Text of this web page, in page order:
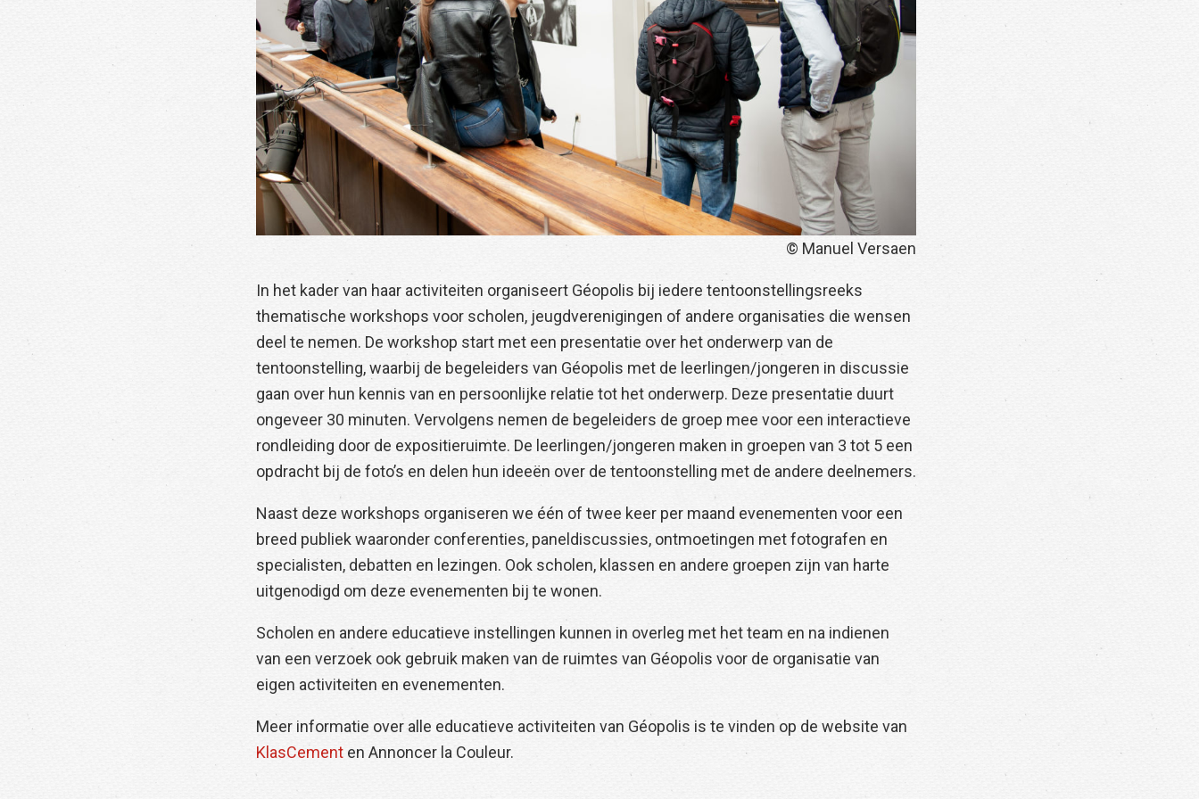
© Manuel Versaen
In het kader van haar activiteiten organiseert Géopolis bij iedere tentoonstellingsreeks
thematische workshops voor scholen, jeugdverenigingen of andere organisaties die wensen
deel te nemen. De workshop start met een presentatie over het onderwerp van de
tentoonstelling, waarbij de begeleiders van Géopolis met de leerlingen/jongeren in discussie
gaan over hun kennis van en persoonlijke relatie tot het onderwerp. Deze presentatie duurt
ongeveer 30 minuten. Vervolgens nemen de begeleiders de groep mee voor een interactieve
rondleiding door de expositieruimte. De leerlingen/jongeren maken in groepen van 3 tot 5 een
opdracht bij de foto’s en delen hun ideeën over de tentoonstelling met de andere deelnemers.
Naast deze workshops organiseren we één of twee keer per maand evenementen voor een
breed publiek waaronder conferenties, paneldiscussies, ontmoetingen met fotografen en
specialisten, debatten en lezingen. Ook scholen, klassen en andere groepen zijn van harte
uitgenodigd om deze evenementen bij te wonen.
Scholen en andere educatieve instellingen kunnen in overleg met het team en na indienen
van een verzoek ook gebruik maken van de ruimtes van Géopolis voor de organisatie van
eigen activiteiten en evenementen.
Meer informatie over alle educatieve activiteiten van Géopolis is te vinden op de website van
KlasCement en Annoncer la Couleur.